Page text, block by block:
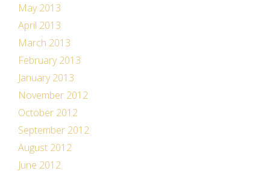
May 2013
April 2013
March 2013
February 2013
January 2013
November 2012
October 2012
September 2012
August 2012
June 2012